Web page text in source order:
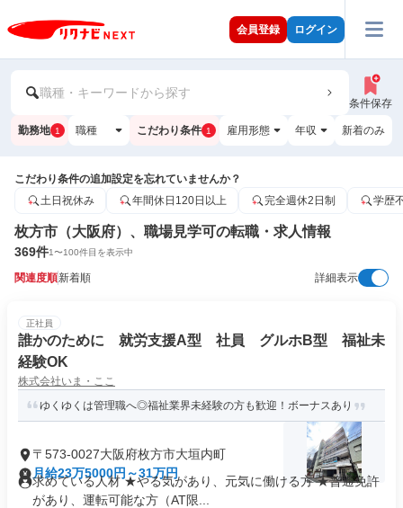
会員登録 ログイン
職種・キーワードから探す
条件保存
勤務地 1 職種 こだわり条件 1 雇用形態 年収 新着のみ
こだわり条件の追加設定を忘れていませんか？
土日祝休み
年間休日120日以上 完全週休2日制 学歴
枚方市（大阪府）、職場見学可の転職・求人情報
369件1〜100件目を表示中
関連度順新着順 詳細表示
正社員
誰かのために 就労支援A型 社員 グルホB型 福祉未
経験OK
株式会社いま・ここ
ゆくゆくは管理職へ◎福祉業界未経験の方も歓迎！ボーナスあり
〒573-0027大阪府枚方市大垣内町
月給23万5000円～31万円
求めている人材 ★やる気があり、元気に働ける方 ★普通免許
があり、運転可能な方（AT限...